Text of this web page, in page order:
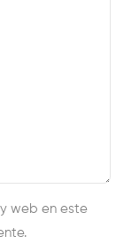
web en este